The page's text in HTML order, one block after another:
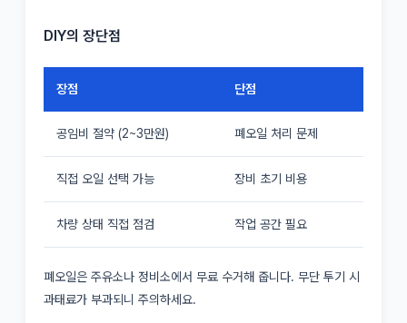
DIY의 장단점
장점 단점
공임비 절약 (2~3만원) 폐오일 처리 문제
직접 오일 선택 가능 장비 초기 비용
차량 상태 직접 점검 작업 공간 필요
폐오일은 주유소나 정비소에서 무료 수거해 줍니다. 무단 투기 시
과태료가 부과되니 주의하세요.